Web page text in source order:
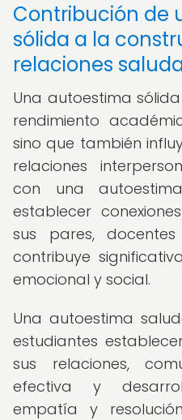
Contribución de
sólida a la
relaciones
Una autoestima
rendimiento
sino que también
relaciones
con una
establecer
sus pares,
contribuye
emocional y social.
Una autoestima
estudiantes
sus relaciones,
efectiva y
empatía y